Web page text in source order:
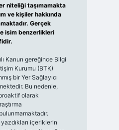
niteliği taşımamakta
ve kişiler hakkında
Gerçek
isim benzerlikleri
Kanun gereğince Bilgi
Kurumu (BTK)
bir Yer Sağlayıcı
Bu nedenle,
olarak
içeriklerin